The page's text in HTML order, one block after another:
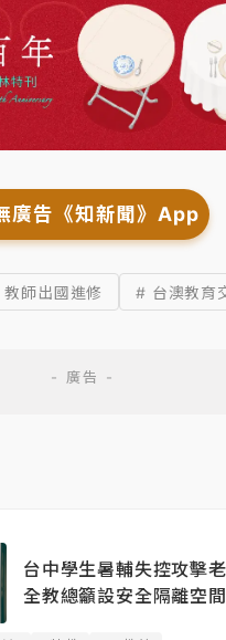
廣告《知新聞》App
師出國進修 # 台澳教育
台中學生暑輔失控攻擊
全教總籲設安全隔離空間